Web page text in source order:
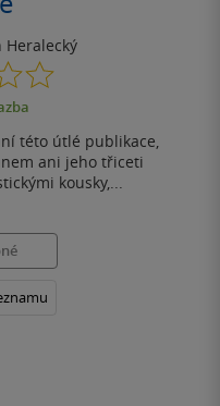
Heralecký
této útlé publikace,
ani jeho třiceti
kousky,...